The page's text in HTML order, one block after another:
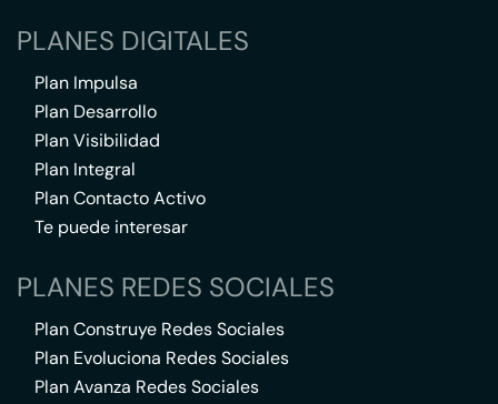
PLANES DIGITALES
Plan Impulsa
Plan Desarrollo
Plan Visibilidad
Plan Integral
Plan Contacto Activo
Te puede interesar
PLANES REDES SOCIALES
Plan Construye Redes Sociales
Plan Evoluciona Redes Sociales
Plan Avanza Redes Sociales